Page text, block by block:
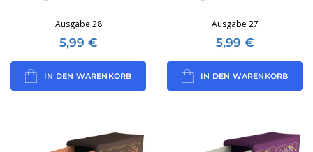
Ausgabe 28
5,99 €
IN DEN WARENKORB
Ausgabe 27
5,99 €
IN DEN WARENKORB